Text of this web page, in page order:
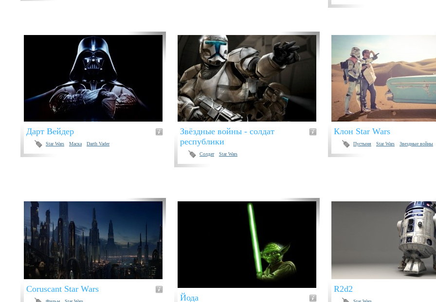
Дарт Вейдер
Star Wars Маска Darth Vader
Звёздные войны - солдат
республики
Солдат Star Wars
Клон Star Wars
Пустыня Star Wars Звездные войны
Coruscant Star Wars
Йода
R2d2